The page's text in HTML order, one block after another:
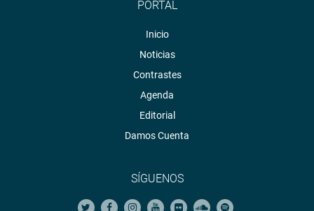
PORTAL
Inicio
Noticias
Contrastes
Agenda
Editorial
Damos Cuenta
SÍGUENOS